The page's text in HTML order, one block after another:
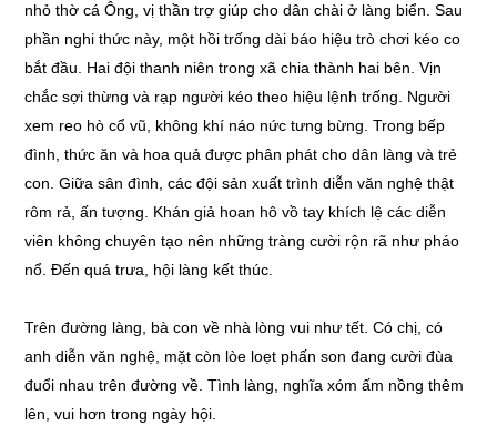
nhỏ thờ cá Ông, vị thần trợ giúp cho dân chài ở làng biển. Sau
phần nghi thức này, một hồi trống dài báo hiệu trò chơi kéo co
bắt đầu. Hai đội thanh niên trong xã chia thành hai bên. Vịn
chắc sợi thừng và rạp người kéo theo hiệu lệnh trống. Người
xem reo hò cổ vũ, không khí náo nức tưng bừng. Trong bếp
đình, thức ăn và hoa quả được phân phát cho dân làng và trẻ
con. Giữa sân đình, các đội sản xuất trình diễn văn nghệ thật
rôm rả, ấn tượng. Khán giả hoan hô vồ tay khích lệ các diễn
viên không chuyên tạo nên những tràng cười rộn rã như pháo
nổ. Đến quá trưa, hội làng kết thúc.
Trên đường làng, bà con về nhà lòng vui như tết. Có chị, có
anh diễn văn nghệ, mặt còn lòe loẹt phấn son đang cười đùa
đuổi nhau trên đường về. Tình làng, nghĩa xóm ấm nồng thêm
lên, vui hơn trong ngày hội.